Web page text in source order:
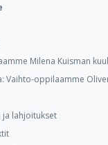
Milena Kuisman
Vaihto-oppilaamme
ja lahjoitukset